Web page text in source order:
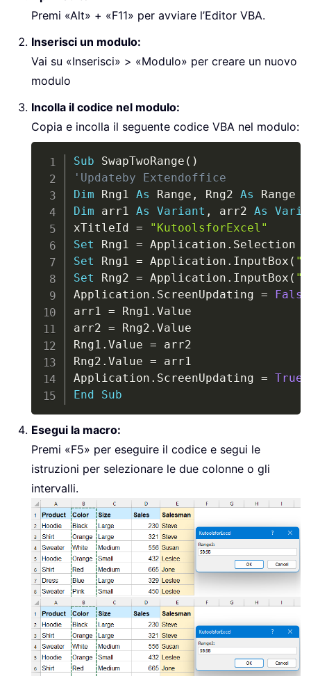
Premi «Alt» + «F11» per avviare l’Editor VBA.
Inserisci un modulo:
Vai su «Inserisci» > «Modulo» per creare un nuovo
modulo
Incolla il codice nel modulo:
Copia e incolla il seguente codice VBA nel modulo:
Sub SwapTwoRange ( )
'Updateby Extendoffice
Dim Rng1 As Range , Rng2 As
Dim arr1 As Variant , arr2 As
xTitleId =
"KutoolsforExcel"
Set Rng1 = Application .
Set Rng1 = Application . InputBox (
Set Rng2 = Application . InputBox (
Application . ScreenUpdating =
False
arr1 = Rng1 . Value
arr2 = Rng2 . Value
Rng1 . Value = arr2
Rng2 . Value = arr1
Application . ScreenUpdating = True
End
Sub
Esegui la macro:
Premi «F5» per eseguire il codice e segui le
istruzioni per selezionare le due colonne o gli
intervalli.